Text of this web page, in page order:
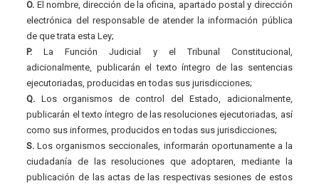
O. El nombre, dirección de la oficina, apartado postal y dirección
electrónica del responsable de atender la información pública
de que trata esta Ley;
P. La Función Judicial y el Tribunal Constitucional,
adicionalmente, publicarán el texto íntegro de las sentencias
ejecutoriadas, producidas en todas sus jurisdicciones;
Q. Los organismos de control del Estado, adicionalmente,
publicarán el texto íntegro de las resoluciones ejecutoriadas, así
como sus informes, producidos en todas sus jurisdicciones;
S. Los organismos seccionales, informarán oportunamente a la
ciudadanía de las resoluciones que adoptaren, mediante la
publicación de las actas de las respectivas sesiones de estos